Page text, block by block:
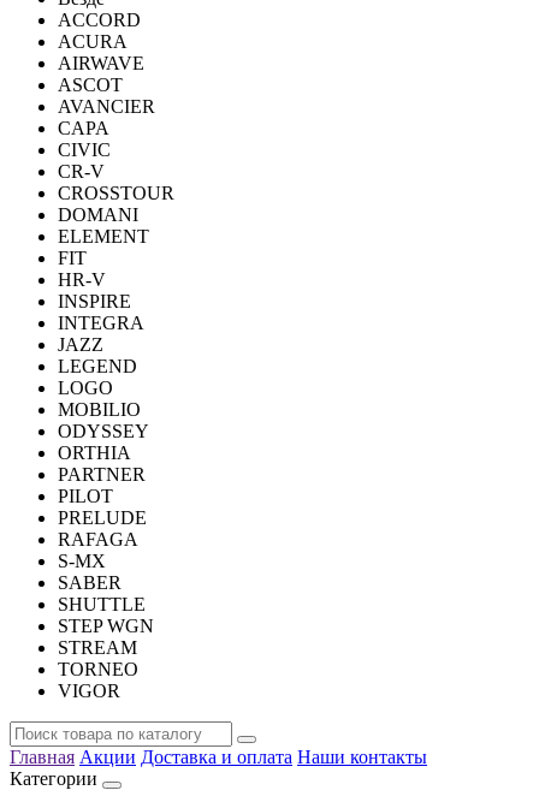
ACCORD
ACURA
AIRWAVE
ASCOT
AVANCIER
CAPA
CIVIC
CR-V
CROSSTOUR
DOMANI
ELEMENT
FIT
HR-V
INSPIRE
INTEGRA
JAZZ
LEGEND
LOGO
MOBILIO
ODYSSEY
ORTHIA
PARTNER
PILOT
PRELUDE
RAFAGA
S-MX
SABER
SHUTTLE
STEP WGN
STREAM
TORNEO
VIGOR
Главная Акции Доставка и оплата Наши контакты
Категории